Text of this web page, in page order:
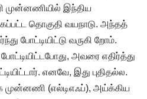
முன்னணியில் இந்திய
தொகுதி வயநாடு. அந்தத்
போட்டியிட்டு வருகி றோம்.
அவரை எதிர்த்து
எனவே, இது புதிதல்ல.
முன்னணி (எல்டிஎஃப்), அய்க்கிய